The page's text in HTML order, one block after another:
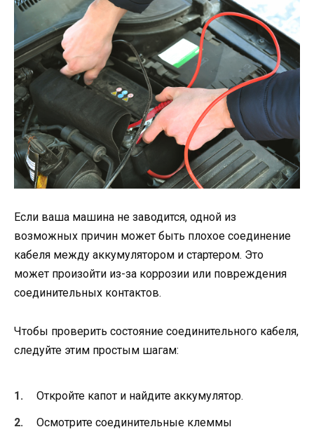
Если ваша машина не заводится, одной из
возможных причин может быть плохое соединение
кабеля между аккумулятором и стартером. Это
может произойти из-за коррозии или повреждения
соединительных контактов.
Чтобы проверить состояние соединительного кабеля,
следуйте этим простым шагам:
Откройте капот и найдите аккумулятор.
Осмотрите соединительные клеммы